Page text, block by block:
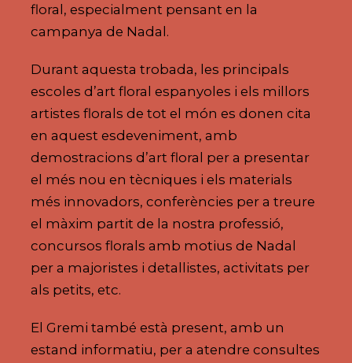
floral, especialment pensant en la
campanya de Nadal.
Durant aquesta trobada, les principals
escoles d’art floral espanyoles i els millors
artistes florals de tot el món es donen cita
en aquest esdeveniment, amb
demostracions d’art floral per a presentar
el més nou en tècniques i els materials
més innovadors, conferències per a treure
el màxim partit de la nostra professió,
concursos florals amb motius de Nadal
per a majoristes i detallistes, activitats per
als petits, etc.
El Gremi també està present, amb un
estand informatiu, per a atendre consultes